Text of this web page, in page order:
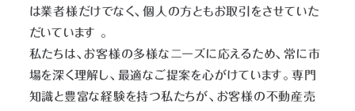
は業者様だけでなく、個人の方ともお取引をさせていた
だいています 。
私たちは、お客様の多様なニーズに応えるため、常に市
場を深く理解し、最適なご提案を心がけています。専門
知識と豊富な経験を持つ私たちが、お客様の不動産売